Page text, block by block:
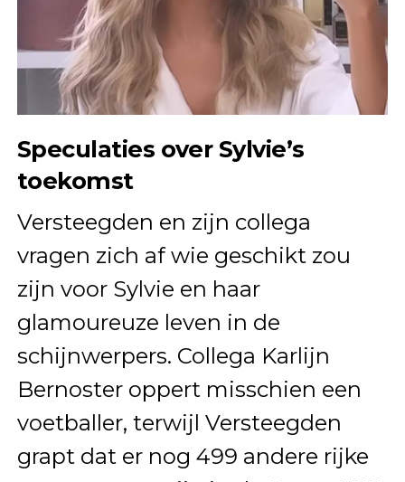
Speculaties over Sylvie’s
toekomst
Versteegden en zijn collega
vragen zich af wie geschikt zou
zijn voor Sylvie en haar
glamoureuze leven in de
schijnwerpers. Collega Karlijn
Bernoster oppert misschien een
voetballer, terwijl Versteegden
grapt dat er nog 499 andere rijke